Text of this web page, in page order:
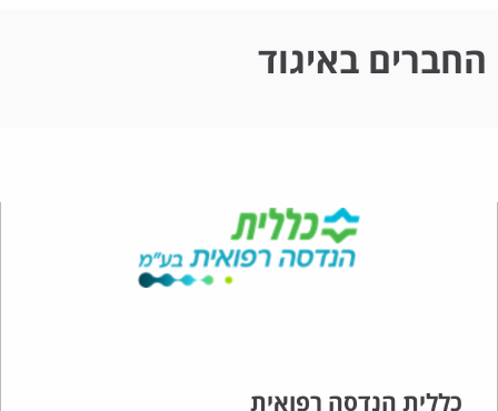
החברים באיגוד
כללית הנדסה רפואית